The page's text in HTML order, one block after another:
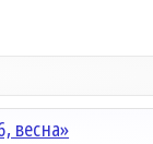
весна»